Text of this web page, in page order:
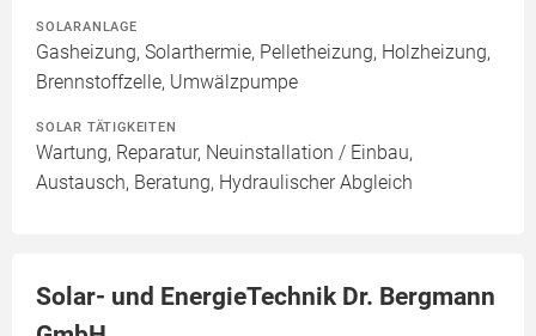
SOLARANLAGE
Gasheizung, Solarthermie, Pelletheizung, Holzheizung,
Brennstoffzelle, Umwälzpumpe
SOLAR TÄTIGKEITEN
Wartung, Reparatur, Neuinstallation / Einbau,
Austausch, Beratung, Hydraulischer Abgleich
Solar- und EnergieTechnik Dr. Bergmann